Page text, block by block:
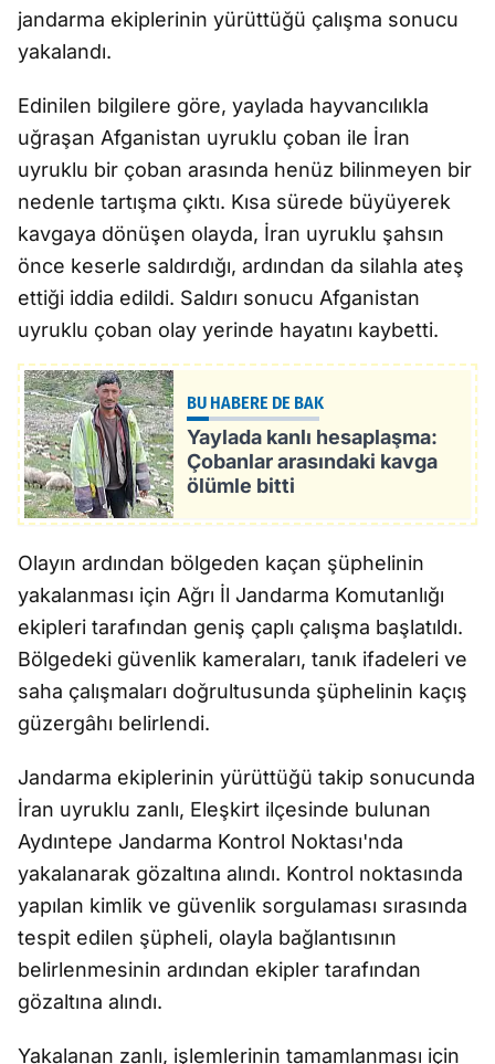
jandarma ekiplerinin yürüttüğü çalışma sonucu
yakalandı.
Edinilen bilgilere göre, yaylada hayvancılıkla
uğraşan Afganistan uyruklu çoban ile İran
uyruklu bir çoban arasında henüz bilinmeyen bir
nedenle tartışma çıktı. Kısa sürede büyüyerek
kavgaya dönüşen olayda, İran uyruklu şahsın
önce keserle saldırdığı, ardından da silahla ateş
ettiği iddia edildi. Saldırı sonucu Afganistan
uyruklu çoban olay yerinde hayatını kaybetti.
BU HABERE DE BAK
Yaylada kanlı hesaplaşma:
Çobanlar arasındaki kavga
ölümle bitti
Olayın ardından bölgeden kaçan şüphelinin
yakalanması için Ağrı İl Jandarma Komutanlığı
ekipleri tarafından geniş çaplı çalışma başlatıldı.
Bölgedeki güvenlik kameraları, tanık ifadeleri ve
saha çalışmaları doğrultusunda şüphelinin kaçış
güzergâhı belirlendi.
Jandarma ekiplerinin yürüttüğü takip sonucunda
İran uyruklu zanlı, Eleşkirt ilçesinde bulunan
Aydıntepe Jandarma Kontrol Noktası'nda
yakalanarak gözaltına alındı. Kontrol noktasında
yapılan kimlik ve güvenlik sorgulaması sırasında
tespit edilen şüpheli, olayla bağlantısının
belirlenmesinin ardından ekipler tarafından
gözaltına alındı.
Yakalanan zanlı, işlemlerinin tamamlanması için